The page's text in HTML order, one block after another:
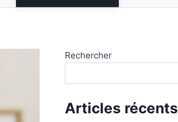
Rechercher
Articles récents